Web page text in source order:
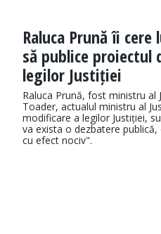
Raluca Prună îi
să publice proiectul
legilor Justiției
Raluca Prună, fost ministru al
Toader, actualul ministru al
modificare a legilor Justiției,
va exista o dezbatere
cu efect nociv".